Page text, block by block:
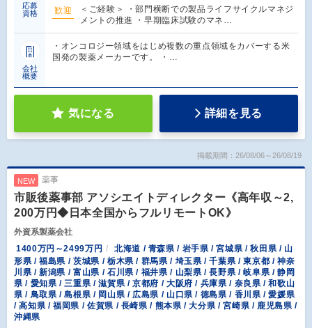
応募
資格
歓迎
＜ご経験＞ ・部門横断での製品ライフサイクルマネジ
メントの推進 ・早期臨床試験のマネ…
会社
概要
・オンコロジー領域をはじめ複数の重点領域をカバーする米
国発の製薬メーカーです。 ・…
気になる 詳細を見る
掲載期間：26/08/06～26/08/19
NEW 薬事
市販後薬事部 アソシエイトディレクター《高年収～2,
200万円◆日本全国からフルリモートOK》
外資系製薬会社
1400万円～2499万円
北海道 / 青森県 / 岩手県 / 宮城県 / 秋田県 / 山
形県 / 福島県 / 茨城県 / 栃木県 / 群馬県 / 埼玉県 / 千葉県 / 東京都 / 神奈
川県 / 新潟県 / 富山県 / 石川県 / 福井県 / 山梨県 / 長野県 / 岐阜県 / 静岡
県 / 愛知県 / 三重県 / 滋賀県 / 京都府 / 大阪府 / 兵庫県 / 奈良県 / 和歌山
県 / 鳥取県 / 島根県 / 岡山県 / 広島県 / 山口県 / 徳島県 / 香川県 / 愛媛県
/ 高知県 / 福岡県 / 佐賀県 / 長崎県 / 熊本県 / 大分県 / 宮崎県 / 鹿児島県 /
沖縄県